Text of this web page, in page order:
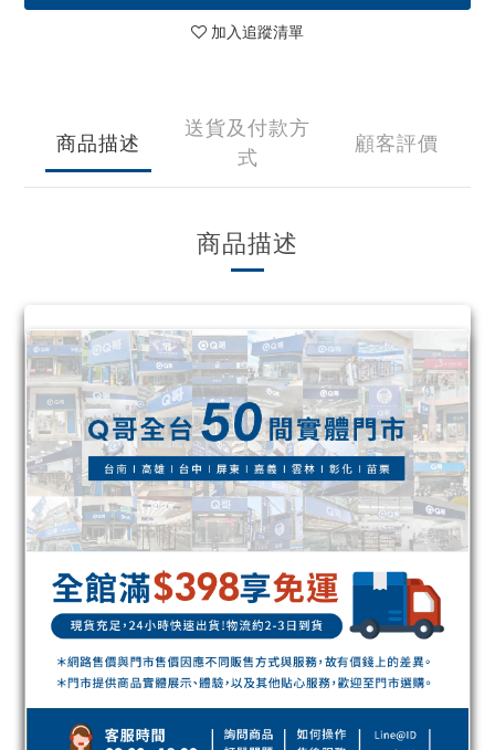
加入追蹤清單
商品描述
送貨及付款方
式
顧客評價
商品描述